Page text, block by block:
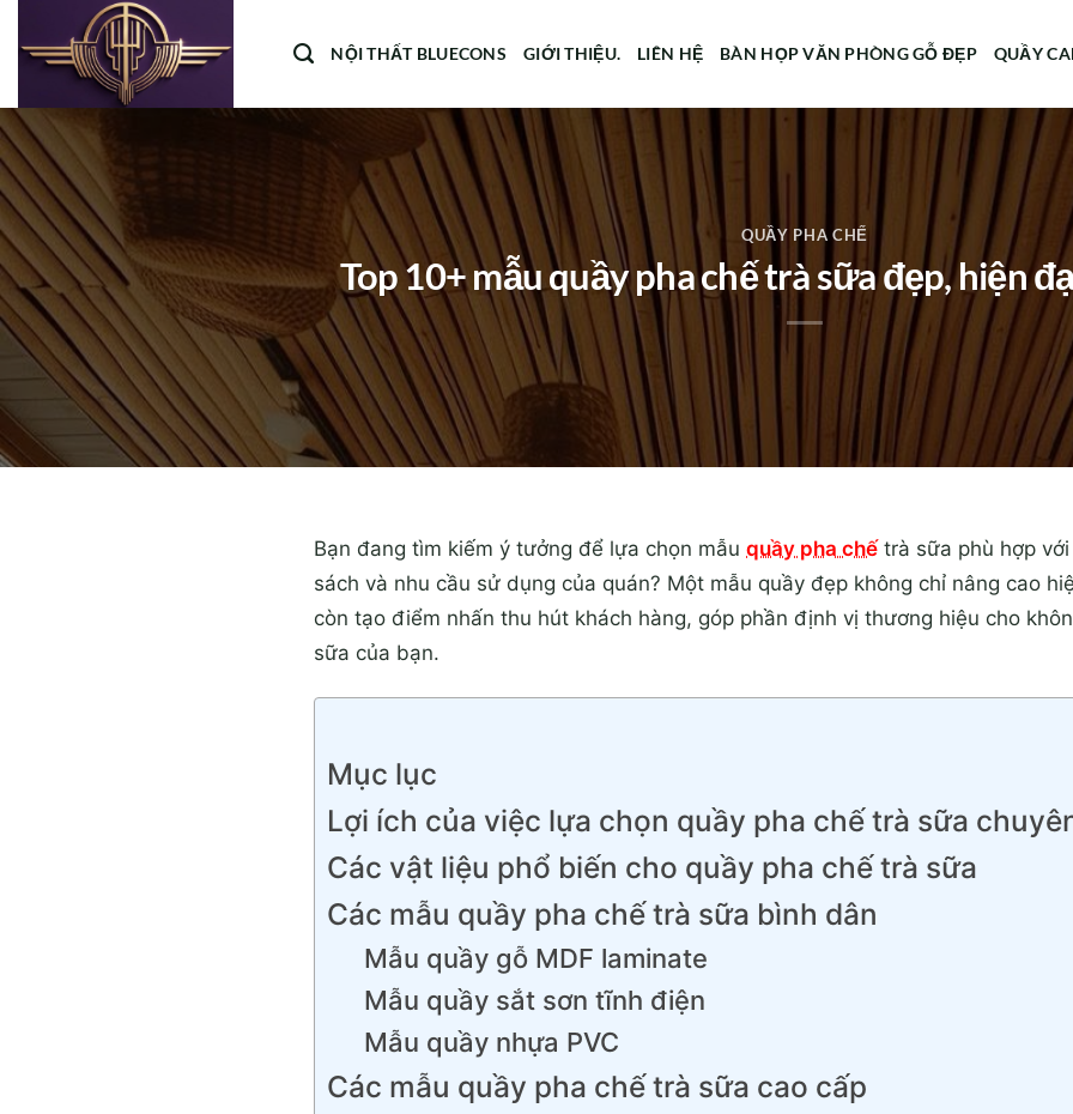
qua
dung
NỘI THẤT BLUECONS GIỚI THIỆU. LIÊN HỆ BÀN HỌP VĂN PHÒNG GỖ ĐẸP QUẦY
QUẦY PHA CHẾ
Top 10+ mẫu quầy pha chế trà sữa đẹp, hiện
Bạn đang tìm kiếm ý tưởng để lựa chọn mẫu quầy pha chế trà sữa phù hợp
sách và nhu cầu sử dụng của quán? Một mẫu quầy đẹp không chỉ nâng cao
còn tạo điểm nhấn thu hút khách hàng, góp phần định vị thương hiệu cho
sữa của bạn.
Mục lục
Lợi ích của việc lựa chọn quầy pha chế trà sữa
Các vật liệu phổ biến cho quầy pha chế trà sữa
Các mẫu quầy pha chế trà sữa bình dân
Mẫu quầy gỗ MDF laminate
Mẫu quầy sắt sơn tĩnh điện
Mẫu quầy nhựa PVC
Các mẫu quầy pha chế trà sữa cao cấp